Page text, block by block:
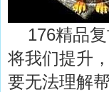
176精品复
将我们提升
要无法理解